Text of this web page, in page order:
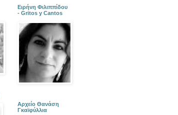
Ειρήνη Φιλιππίδου
- Gritos y Cantos
Αρχείο Θανάση
Γκαϊφύλλια